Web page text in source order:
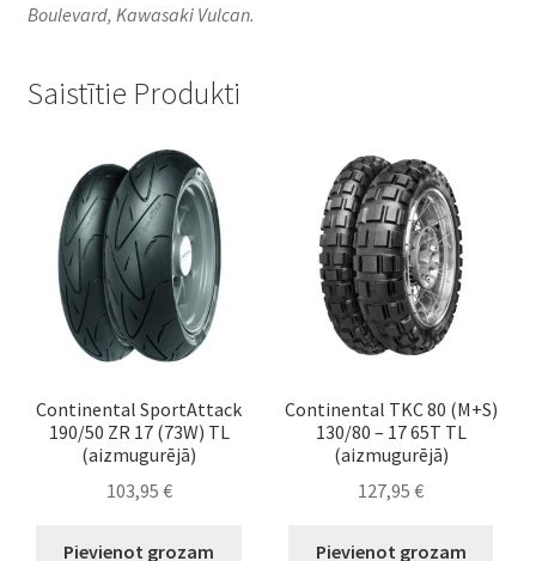
Boulevard, Kawasaki Vulcan.
Saistītie Produkti
Continental SportAttack
190/50 ZR 17 (73W) TL
(aizmugurējā)
103,95 €
Pievienot grozam
Continental TKC 80 (M+S)
130/80 – 17 65T TL
(aizmugurējā)
127,95€
Pievienot grozam